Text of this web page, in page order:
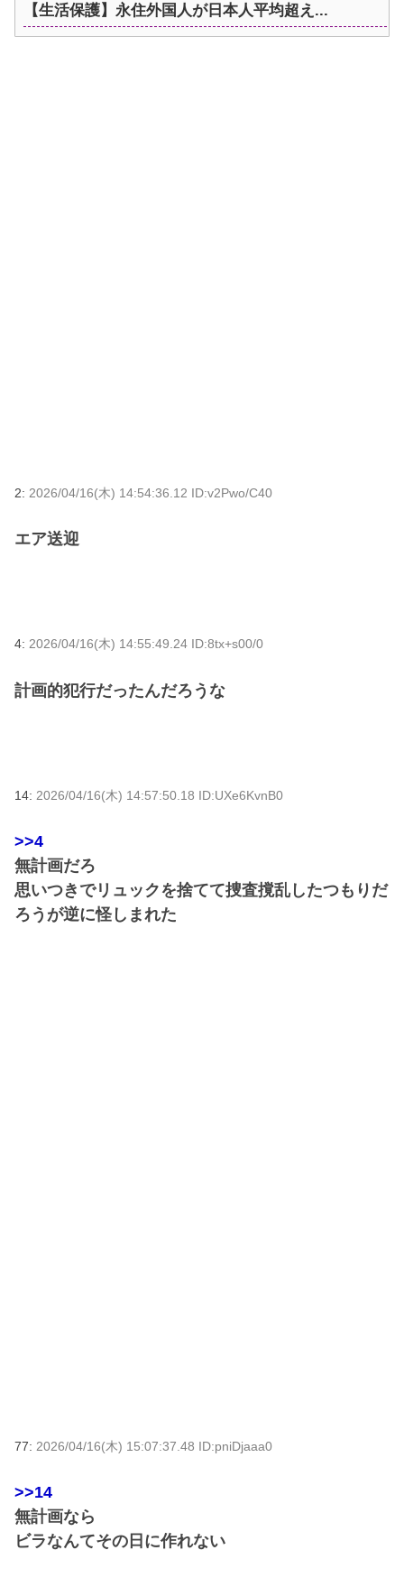
【生活保護】永住外国人が日本人平均超え...
2: 2026/04/16(木) 14:54:36.12 ID:v2Pwo/C40
エア送迎
4: 2026/04/16(木) 14:55:49.24 ID:8tx+s00/0
計画的犯行だったんだろうな
14: 2026/04/16(木) 14:57:50.18 ID:UXe6KvnB0
>>4
無計画だろ
思いつきでリュックを捨てて捜査撹乱したつもりだ
ろうが逆に怪しまれた
77: 2026/04/16(木) 15:07:37.48 ID:pniDjaaa0
>>14
無計画なら
ビラなんてその日に作れない